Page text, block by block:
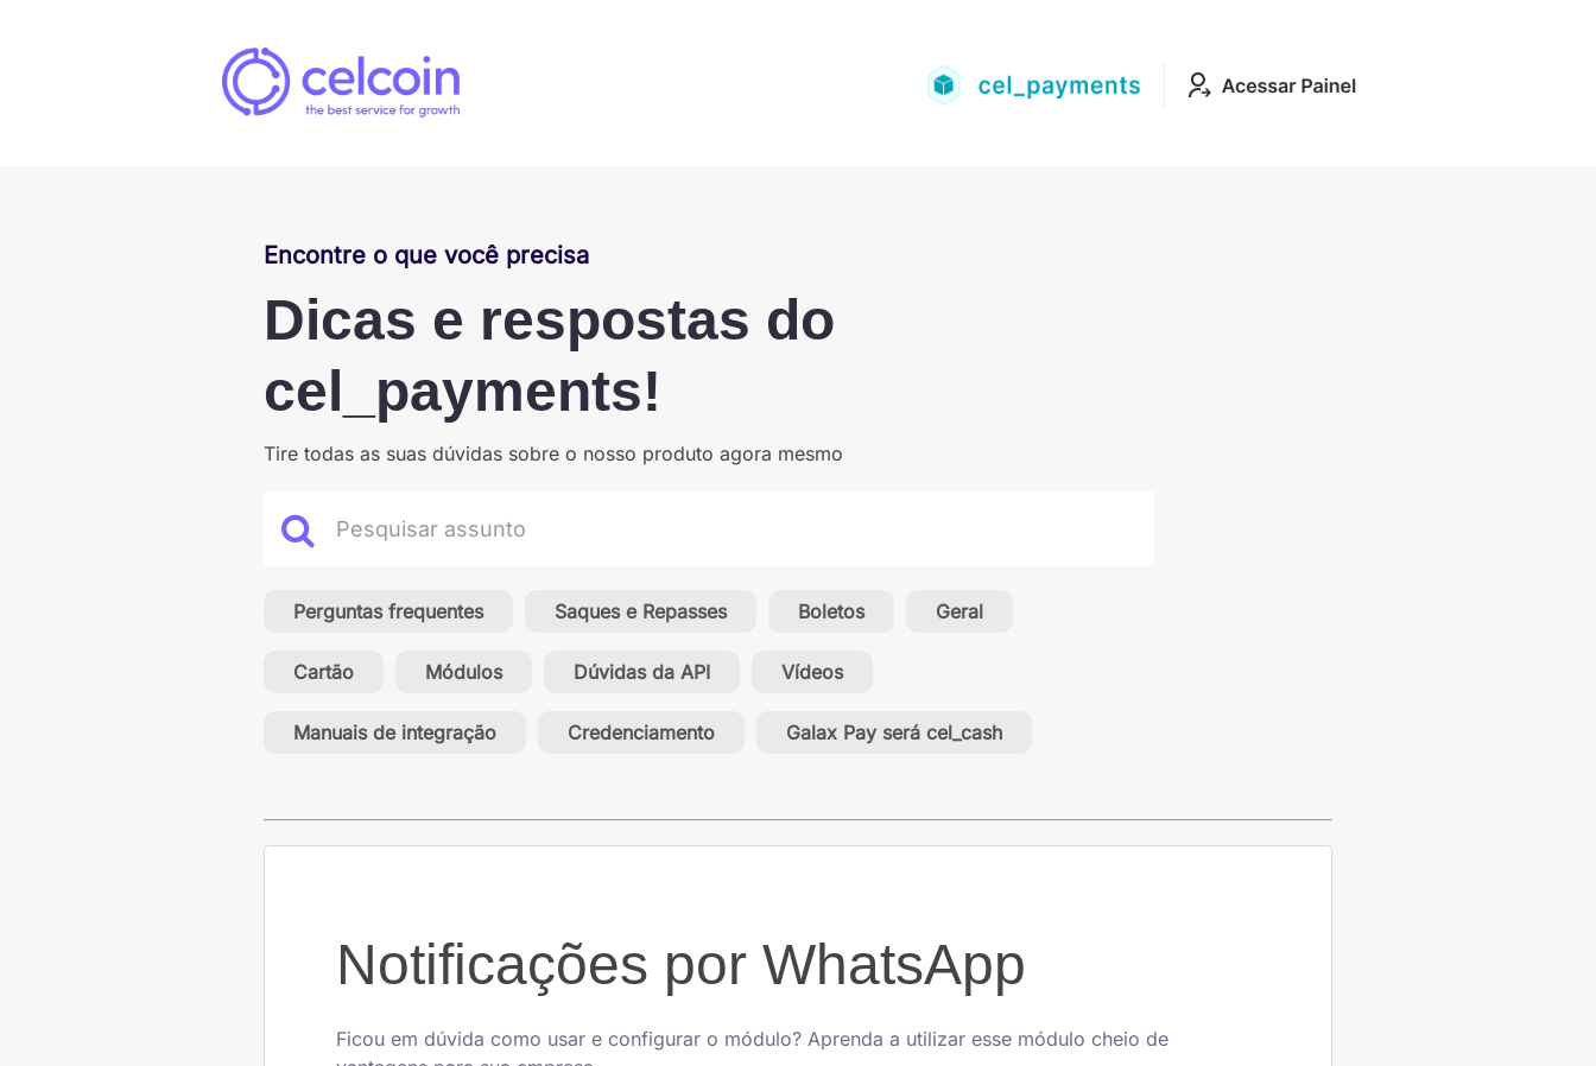
Encontre o que você precisa
Dicas e respostas do
cel_payments!
Tire todas as suas dúvidas sobre o nosso produto agora mesmo
Perguntas frequentes Saques e Repasses Boletos Geral
Cartão Módulos Dúvidas da API Vídeos
Manuais de integração Credenciamento Galax Pay será cel_cash
Notificações por WhatsApp
Ficou em dúvida como usar e configurar o módulo? Aprenda a utilizar esse módulo cheio de